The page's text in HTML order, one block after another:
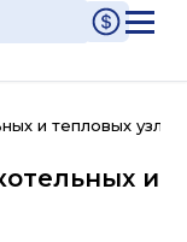
и тепловых узлов
и